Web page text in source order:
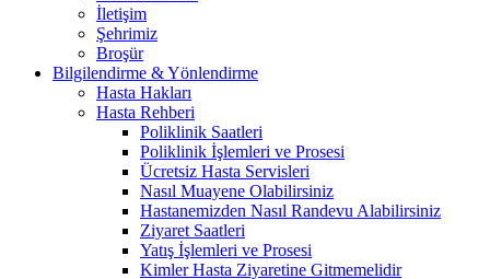
İletişim
Şehrimiz
Broşür
Bilgilendirme & Yönlendirme
Hasta Hakları
Hasta Rehberi
Poliklinik Saatleri
Poliklinik İşlemleri ve Prosesi
Ücretsiz Hasta Servisleri
Nasıl Muayene Olabilirsiniz
Hastanemizden Nasıl Randevu Alabilirsiniz
Ziyaret Saatleri
Yatış İşlemleri ve Prosesi
Kimler Hasta Ziyaretine Gitmemelidir